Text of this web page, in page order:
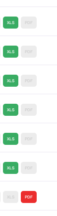
XLS PDF
XLS PDF
XLS PDF
XLS PDF
XLS PDF
XLS PDF
XLS PDF